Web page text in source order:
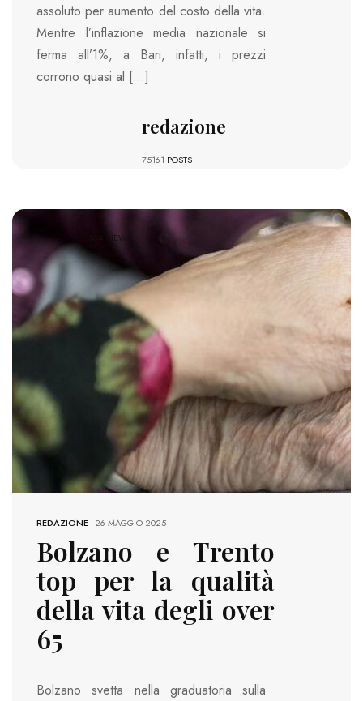
assoluto per aumento del costo della vita.
Mentre l’inflazione media nazionale si
ferma all’1%, a Bari, infatti, i prezzi
corrono quasi al […]
redazione
75161 POSTS
564 VIEWS
REDAZIONE-26 MAGGIO 2025
Bolzano e Trento
top per la qualità
della vita degli over
65
Bolzano svetta nella graduatoria sulla